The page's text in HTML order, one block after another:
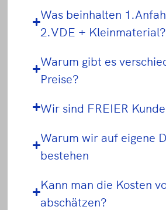
Was beinhalten
2.VDE + Kleinmaterial?
Warum gibt es
Preise?
Wir sind FREIER
Warum wir auf eigene
bestehen
Kann man die Kosten
abschätzen?